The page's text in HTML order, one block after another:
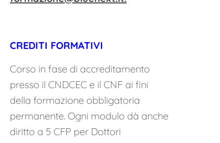
CREDITI FORMATIVI
Corso in fase di accreditamento
presso il CNDCEC e il CNF ai fini
della formazione obbligatoria
permanente. Ogni modulo dà anche
diritto a 5 CFP per Dottori